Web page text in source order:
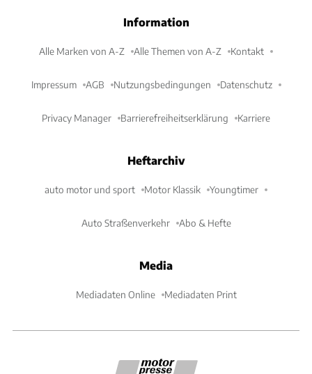
Information
Alle Marken von A-Z Alle Themen von A-Z Kontakt
Impressum AGB Nutzungsbedingungen Datenschutz
Privacy Manager Barrierefreiheitserklärung Karriere
Heftarchiv
auto motor und sport Motor Klassik Youngtimer
Auto Straßenverkehr Abo & Hefte
Media
Mediadaten Online Mediadaten Print